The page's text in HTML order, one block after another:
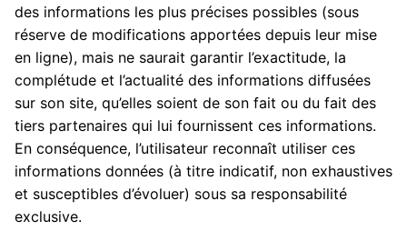
des informations les plus précises possibles (sous
réserve de modifications apportées depuis leur mise
en ligne), mais ne saurait garantir l’exactitude, la
complétude et l’actualité des informations diffusées
sur son site, qu’elles soient de son fait ou du fait des
tiers partenaires qui lui fournissent ces informations.
En conséquence, l’utilisateur reconnaît utiliser ces
informations données (à titre indicatif, non exhaustives
et susceptibles d’évoluer) sous sa responsabilité
exclusive.